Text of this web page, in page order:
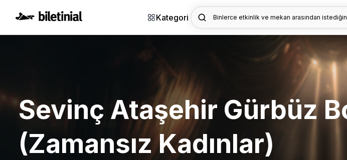
Kategori Binlerce etkinlik ve mekan arasından
Sevinç Ataşehir Gürbüz
(Zamansız Kadınlar)